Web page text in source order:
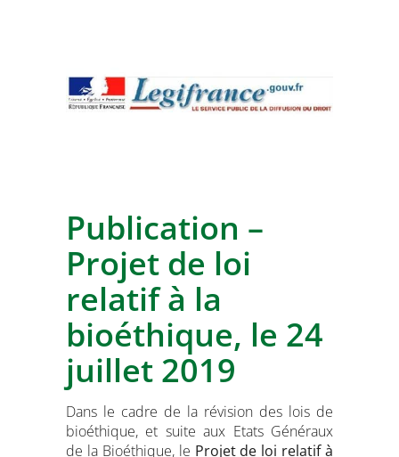
Publication –
Projet de loi
relatif à la
bioéthique, le 24
juillet 2019
Dans le cadre de la révision des lois de
bioéthique, et suite aux Etats Généraux
de la Bioéthique, le Projet de loi relatif à